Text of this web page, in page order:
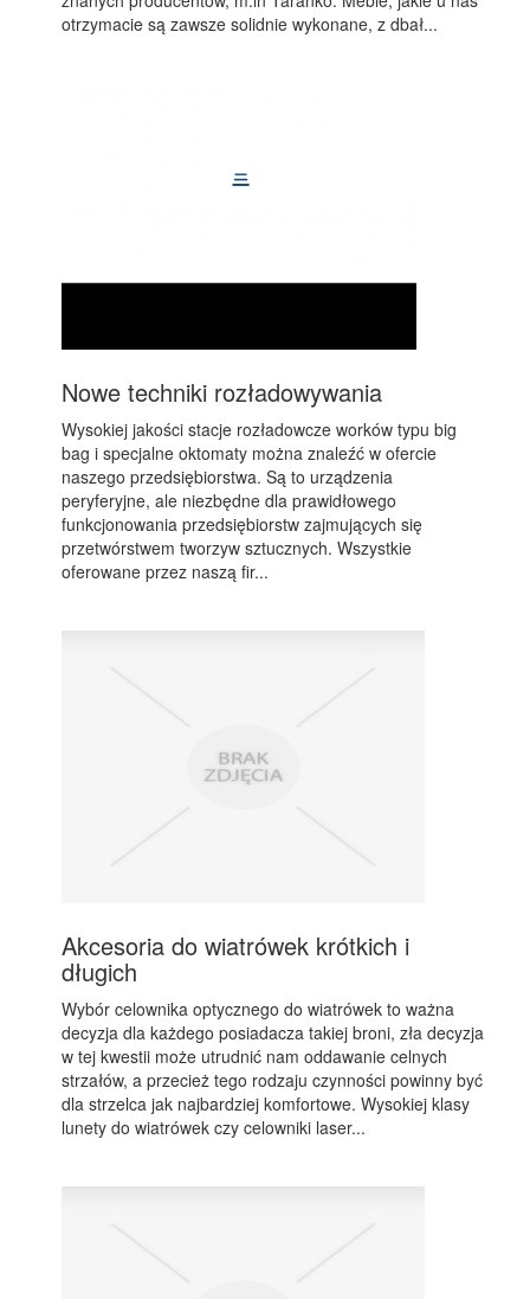
otrzymacie są zawsze solidnie wykonane, z dbał...
Nowe techniki rozładowywania
Wysokiej jakości stacje rozładowcze worków typu big
bag i specjalne oktomaty można znaleźć w ofercie
naszego przedsiębiorstwa. Są to urządzenia
peryferyjne, ale niezbędne dla prawidłowego
funkcjonowania przedsiębiorstw zajmujących się
przetwórstwem tworzyw sztucznych. Wszystkie
oferowane przez naszą fir...
Akcesoria do wiatrówek krótkich i
długich
Wybór celownika optycznego do wiatrówek to ważna
decyzja dla każdego posiadacza takiej broni, zła decyzja
w tej kwestii może utrudnić nam oddawanie celnych
strzałów, a przecież tego rodzaju czynności powinny być
dla strzelca jak najbardziej komfortowe. Wysokiej klasy
lunety do wiatrówek czy celowniki laser...